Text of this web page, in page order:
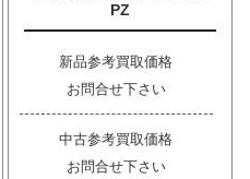
PZ
新品参考買取価格
お問合せ下さい
中古参考買取価格
お問合せ下さい